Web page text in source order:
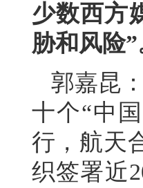
少数西方
胁和风险
郭嘉昆
十个“中
行，航天
织签署近